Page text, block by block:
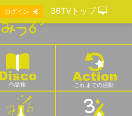
作品集 これまでの活動
ログイン 36TVトップ